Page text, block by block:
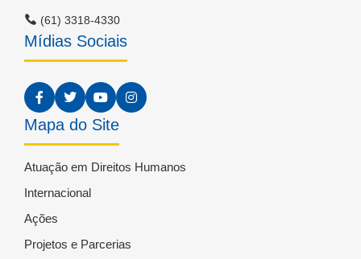
(61) 3318-4330
Mídias Sociais
Mapa do Site
Atuação em Direitos Humanos
Internacional
Ações
Projetos e Parcerias